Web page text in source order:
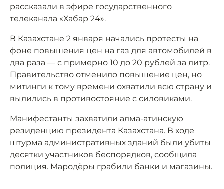
рассказали в эфире государственного
телеканала «Хабар 24».
В Казахстане 2 января начались протесты на
фоне повышения цен на газ для автомобилей в
два раза — с примерно 10 до 20 рублей за литр.
Правительство отменило повышение цен, но
митинги к тому времени охватили всю страну и
вылились в противостояние с силовиками.
Манифестанты захватили алма-атинскую
резиденцию президента Казахстана. В ходе
штурма административных зданий были убиты
десятки участников беспорядков, сообщила
полиция. Мародёры грабили банки и магазины.